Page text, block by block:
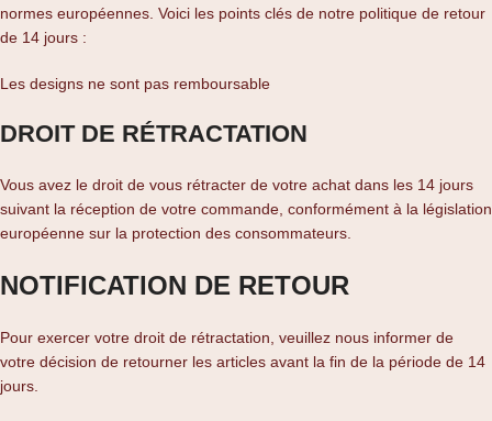
normes européennes. Voici les points clés de notre politique de retour
de 14 jours :
Les designs ne sont pas remboursable
DROIT DE RÉTRACTATION
Vous avez le droit de vous rétracter de votre achat dans les 14 jours
suivant la réception de votre commande, conformément à la législation
européenne sur la protection des consommateurs.
NOTIFICATION DE RETOUR
Pour exercer votre droit de rétractation, veuillez nous informer de
votre décision de retourner les articles avant la fin de la période de 14
jours.